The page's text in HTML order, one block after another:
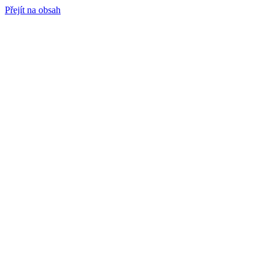
Přejít na obsah